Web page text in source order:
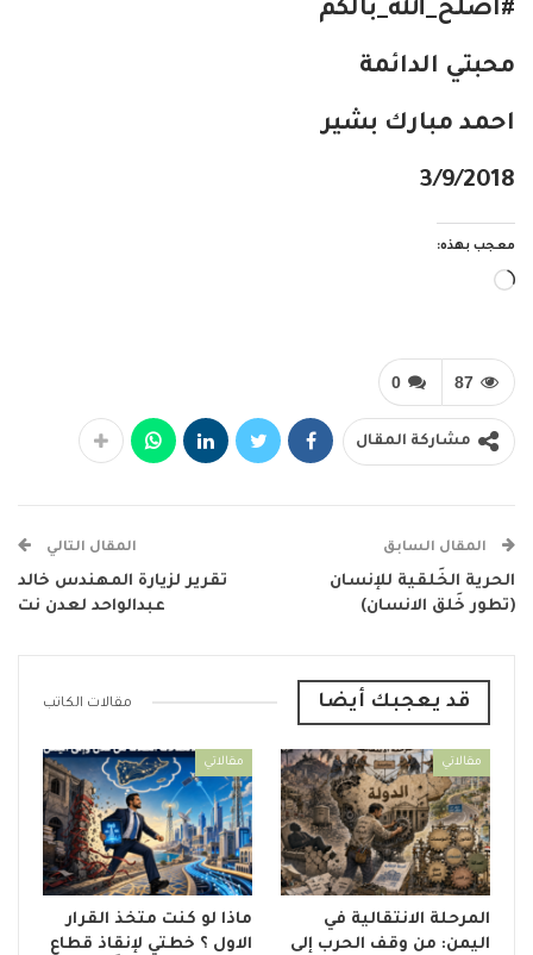
#اصلح_الله_بالكم
محبتي الدائمة
احمد مبارك بشير
3/9/2018
معجب بهذه:
جاري
0 87
مشاركة المقال
المقال السابق
الحرية الخَلقية للإنسان
(تطور خَلق الانسان)
المقال التالي
تقرير لزيارة المهندس خالد
عبدالواحد لعدن نت
قد يعجبك أيضا مقالات الكاتب
مقالاتي
المرحلة الانتقالية في
اليمن: من وقف الحرب إلى
مقالاتي
ماذا لو كنت متخذ القرار
الاول ؟ خطتي لإنقاذ قطاع